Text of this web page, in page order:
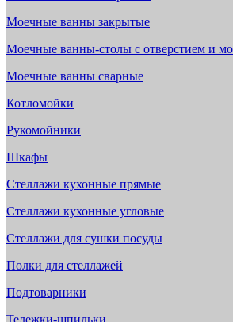
Моечные ванны закрытые
Моечные ванны-столы с отверстием и
Моечные ванны сварные
Котломойки
Рукомойники
Шкафы
Стеллажи кухонные прямые
Стеллажи кухонные угловые
Стеллажи для сушки посуды
Полки для стеллажей
Подтоварники
Тележки-шпильки